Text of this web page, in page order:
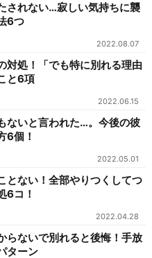
されない…寂しい気持ちに襲
6つ
2022.08.07
対処！「でも特に別れる理由
と6項
2022.06.15
ないと言われた…。今後の彼
6個！
2022.05.01
とない！全部やりつくしてつ
6コ！
2022.04.28
らないで別れると後悔！手放
ターン